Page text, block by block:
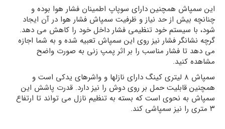
این سمپاش همچنین دارای سوپاپ اطمینان فشار هوا بوده و
چنانچه بیش از حد نیاز و ظرفیت سمپاش فشار هوا در آن ایجاد
شود، با سیستم خود تنظیمی فشار داخل خود را کاهش می دهد.
گرچه نشانگر فشار نیز روی این سمپاش تعبیه شده و به شما اجازه
می دهد تا فشار مناسب را بر اثر پمپ زنی به صورت واضح
مشاهده کنید.
سمپاش ۸ لیتری کینگ دارای نازلها و واشرهای یدکی است و
همچنین قابلیت حمل بر روی دوش را نیز دارد. قدرت پاشش این
سمپاش به نحوی است که بسته به تنظیم نازل می تواند تا ارتفاع
۳ متری را نیز سمپاشی کند.